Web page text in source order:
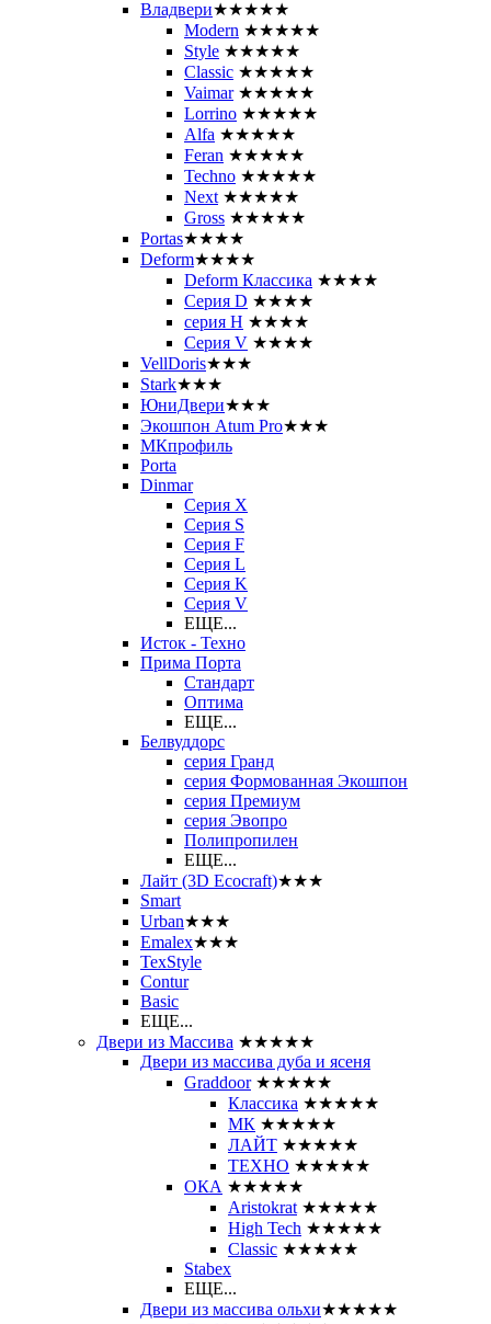
Владвери★★★★★
Modern ★★★★★
Style ★★★★★
Classic ★★★★★
Vaimar ★★★★★
Lorrino ★★★★★
Alfa ★★★★★
Feran ★★★★★
Techno ★★★★★
Next ★★★★★
Gross ★★★★★
Portas★★★★
Deform★★★★
Deform Классика ★★★★
Серия D ★★★★
серия H ★★★★
Серия V ★★★★
VellDoris★★★
Stark★★★
ЮниДвери★★★
Экошпон Atum Pro★★★
МКпрофиль
Porta
Dinmar
Серия X
Серия S
Серия F
Серия L
Серия K
Серия V
ЕЩЕ...
Исток - Техно
Прима Порта
Стандарт
Оптима
ЕЩЕ...
Белвуддорс
серия Гранд
серия Формованная Экошпон
серия Премиум
серия Эвопро
Полипропилен
ЕЩЕ...
Лайт (3D Ecocraft)★★★
Smart
Urban★★★
Emalex★★★
TexStyle
Contur
Basic
ЕЩЕ...
Двери из Массива ★★★★★
Двери из массива дуба и ясеня
Graddoor ★★★★★
Классика ★★★★★
МК ★★★★★
ЛАЙТ ★★★★★
ТЕХНО ★★★★★
ОКА ★★★★★
Aristokrat ★★★★★
High Tech ★★★★★
Classic ★★★★★
Stabex
ЕЩЕ...
Двери из массива ольхи★★★★★